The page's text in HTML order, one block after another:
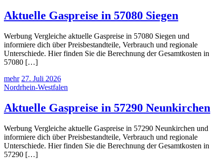
Aktuelle Gaspreise in 57080 Siegen
Werbung Vergleiche aktuelle Gaspreise in 57080 Siegen und
informiere dich über Preisbestandteile, Verbrauch und regionale
Unterschiede. Hier finden Sie die Berechnung der Gesamtkosten in
57080 […]
mehr 27. Juli 2026
Nordrhein-Westfalen
Aktuelle Gaspreise in 57290 Neunkirchen
Werbung Vergleiche aktuelle Gaspreise in 57290 Neunkirchen und
informiere dich über Preisbestandteile, Verbrauch und regionale
Unterschiede. Hier finden Sie die Berechnung der Gesamtkosten in
57290 […]